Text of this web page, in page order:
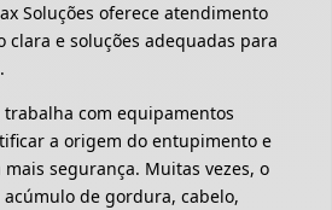
Soluções oferece atendimento
clara e soluções adequadas para
com equipamentos
a origem do entupimento e
segurança. Muitas vezes, o
de gordura, cabelo,